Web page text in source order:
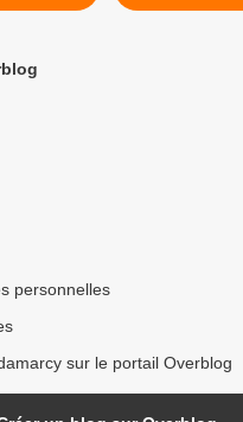
personnelles
sur le portail Overblog